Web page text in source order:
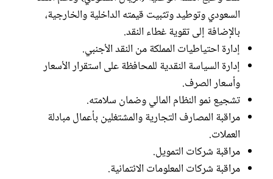
السعودي وتوطيد وتثبيت قيمته الداخلية والخارجية،
بالإضافة إلى تقوية غطاء النقد.
إدارة احتياطيات المملكة من النقد الأجنبي.
إدارة السياسة النقدية للمحافظة على استقرار الأسعار
وأسعار الصرف.
تشجيع نمو النظام المالي وضمان سلامته.
مراقبة المصارف التجارية والمشتغلين بأعمال مبادلة
العملات.
مراقبة شركات التمويل.
مراقبة شركات المعلومات الائتمانية.